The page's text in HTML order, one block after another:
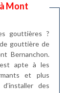
Mont
gouttières ?
gouttière de
Bernanchon.
est apte à les
et plus
des